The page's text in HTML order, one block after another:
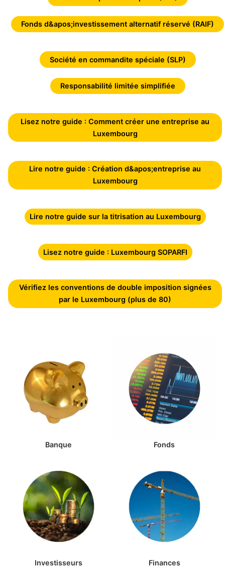
Fonds d&apos;investissement alternatif réservé (RAIF)
Société en commandite spéciale (SLP)
Responsabilité limitée simplifiée
Lisez notre guide : Comment créer une entreprise au
Luxembourg
Lire notre guide : Création d&apos;entreprise au
Luxembourg
Lire notre guide sur la titrisation au Luxembourg
Lisez notre guide : Luxembourg SOPARFI
Vérifiez les conventions de double imposition signées
par le Luxembourg (plus de 80)
Banque Fonds
Investisseurs Finances